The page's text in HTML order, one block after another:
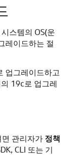
스템의 OS(운
레이드하는 절
업그레이드하고
19c로 업그레
관리자가 정책
CLI 또는 기